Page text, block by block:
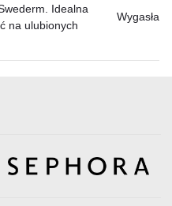
Idealna
na ulubionych
Wygasła